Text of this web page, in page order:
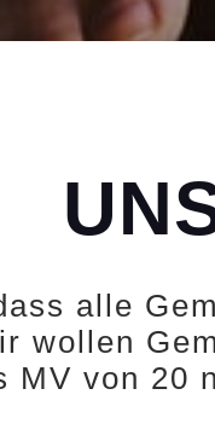
alle
wollen
MV von 20